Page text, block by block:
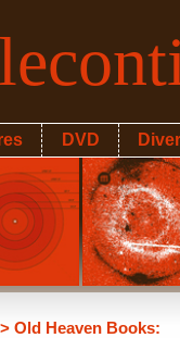
DVD
> Old Heaven Books: